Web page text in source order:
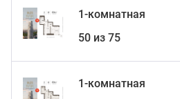
1-комнатная
50 из 75
1-комнатная